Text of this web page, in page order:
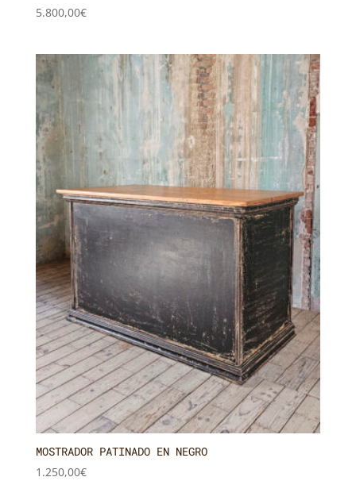
5.800,00€
MOSTRADOR PATINADO EN NEGRO
1.250,00€